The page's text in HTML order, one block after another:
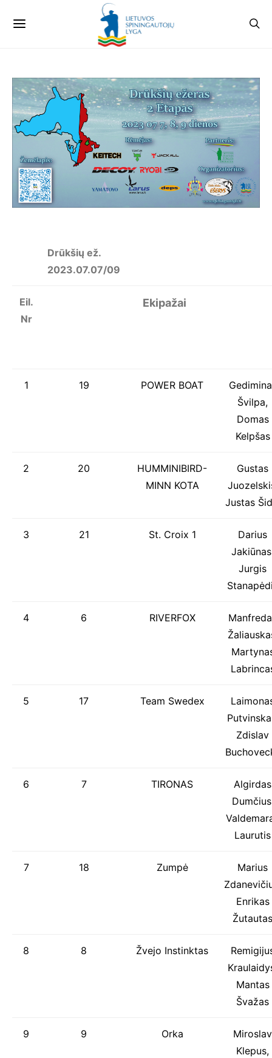
Drūkšių ež.
2023.07.07/09
Eil.
Nr
Ekipažai
1 19 POWER BOAT
Švilpa,
Domas
Kelpšas
2 20
HUMMINIBIRD-
MINN KOTA
Gustas
Justas
3 21 St. Croix 1
Darius
Jurgis
4 6 RIVERFOX
5 17 Team Swedex
Zdislav
6 7 TIRONAS
Algirdas
Laurutis
7 18 Zumpė
Marius
Enrikas
Žutautas
8 8 Žvejo Instinktas
Mantas
Švažas
9 9 Orka
Miroslav
Klepus,